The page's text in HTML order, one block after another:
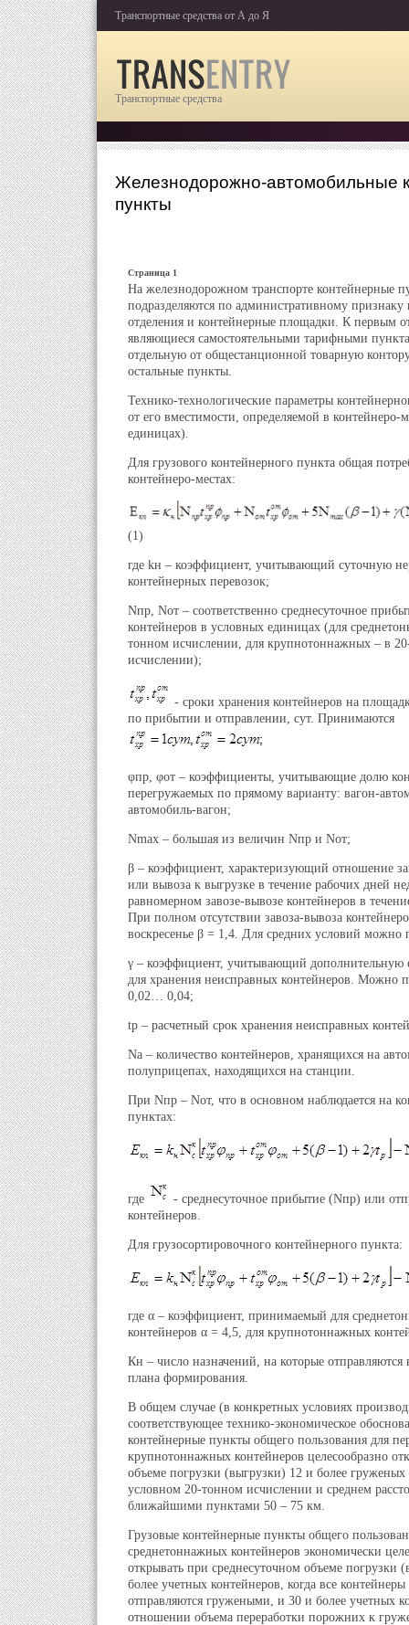
Транспортные средства от А до Я
Транспортные средства
Железнодорожно-автомобильные
пункты
Страница 1
На железнодорожном транспорте контейнерные
подразделяются по административному признаку
отделения и контейнерные площадки. К первым
являющиеся самостоятельными тарифными
отдельную от общестанционной товарную
остальные пункты.
Технико-технологические параметры
от его вместимости, определяемой в контейнеро-
единицах).
Для грузового контейнерного пункта общая
контейнеро-местах:
(1)
где kн – коэффициент, учитывающий суточную
контейнерных перевозок;
Nпр, Nот – соответственно среднесуточное
контейнеров в условных единицах (для
тонном исчислении, для крупнотоннажных – в
исчислении);
- сроки хранения контейнеров на
по прибытии и отправлении, сут. Принимаются
φпр, φот – коэффициенты, учитывающие долю
перегружаемых по прямому варианту: вагон-
автомобиль-вагон;
Nmax – большая из величин Nпр и Nот;
β – коэффициент, характеризующий отношение
или вывоза к выгрузке в течение рабочих дней
равномерном завозе-вывозе контейнеров в
При полном отсутствии завоза-вывоза
воскресенье β = 1,4. Для средних условий можно
γ – коэффициент, учитывающий дополнительную
для хранения неисправных контейнеров. Можно
0,02… 0,04;
tр – расчетный срок хранения неисправных
Nа – количество контейнеров, хранящихся на
полуприцепах, находящихся на станции.
При Nпр – Nот, что в основном наблюдается на
пунктах:
где
- среднесуточное прибытие (Nпр) или
контейнеров.
Для грузосортировочного контейнерного пункта:
где α – коэффициент, принимаемый для
контейнеров α = 4,5, для крупнотоннажных
Кн – число назначений, на которые отправляются
плана формирования.
В общем случае (в конкретных условиях
соответствующее технико-экономическое
контейнерные пункты общего пользования для
крупнотоннажных контейнеров целесообразно
объеме погрузки (выгрузки) 12 и более груженых
условном 20-тонном исчислении и среднем
ближайшими пунктами 50 – 75 км.
Грузовые контейнерные пункты общего
среднетоннажных контейнеров экономически
открывать при среднесуточном объеме погрузки
более учетных контейнеров, когда все
отправляются гружеными, и 30 и более учетных
отношении объема переработки порожних к